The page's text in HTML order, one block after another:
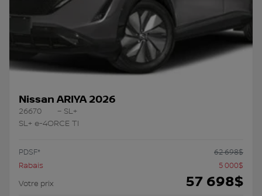
Nissan ARIYA 2026
26670
– SL+
SL+ e-4ORCE TI
PDSF* 62 698$
Rabais
5 000$
Votre prix
57 698$